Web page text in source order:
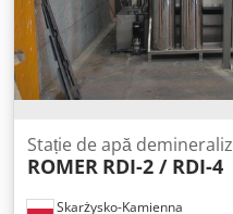
electromagnetică proprie
Skarżysko-Kamienna
Stație de apă
ROMER RDI-2 / RDI-4